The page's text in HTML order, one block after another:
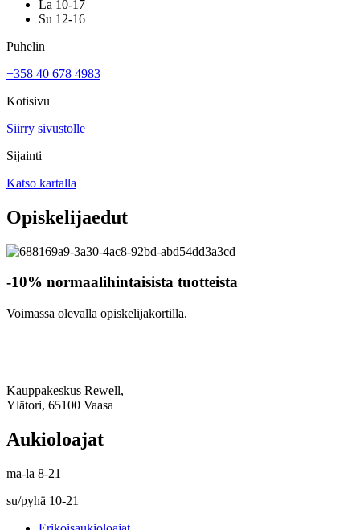
La 10-17
Su 12-16
Puhelin
+358 40 678 4983
Kotisivu
Siirry sivustolle
Sijainti
Katso kartalla
Opiskelijaedut
-10% normaalihintaisista tuotteista
Voimassa olevalla opiskelijakortilla.
Kauppakeskus Rewell,
Ylätori, 65100 Vaasa
Aukioloajat
ma-la 8-21
su/pyhä 10-21